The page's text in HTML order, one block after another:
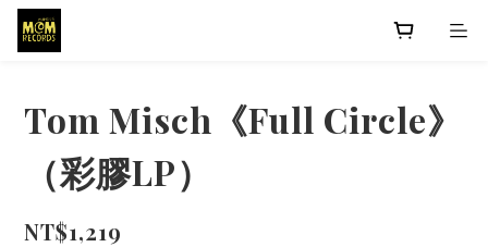
Tom Misch《Full Circle》
（彩膠LP）
NT$1,219